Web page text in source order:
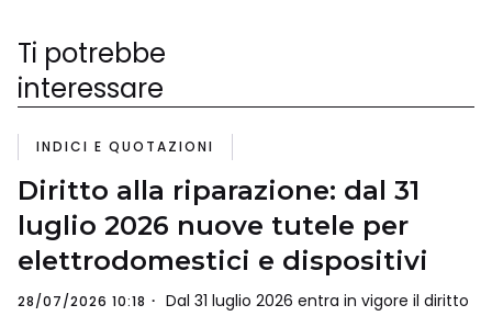
Ti potrebbe
interessare
INDICI E QUOTAZIONI
Diritto alla riparazione: dal 31
luglio 2026 nuove tutele per
elettrodomestici e dispositivi
28/07/2026 10:18
Dal 31 luglio 2026 entra in vigore il diritto